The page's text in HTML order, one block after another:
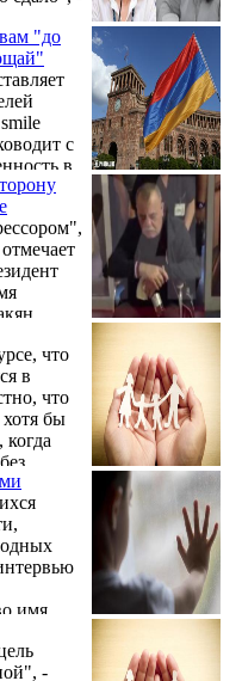
"до
с
в
в
что
в
что
бы
он
и
имя
-